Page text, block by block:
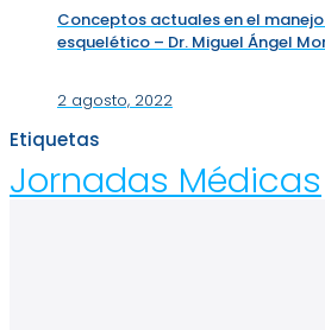
Conceptos actuales en el
esquelético – Dr. Miguel Ángel
2 agosto, 2022
Etiquetas
Jornadas Médicas